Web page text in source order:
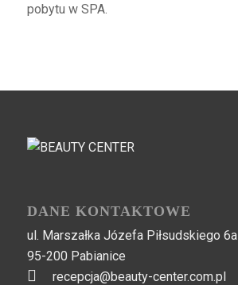
pobytu w SPA.
DANE KONTAKTOWE
ul. Marszałka Józefa Piłsudskiego 6a
95-200 Pabianice
recepcja@beauty-center.com.pl